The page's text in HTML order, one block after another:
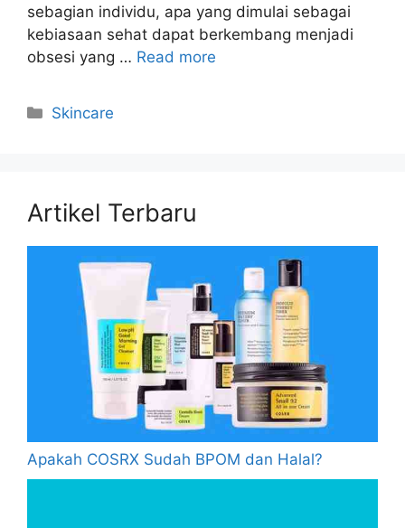
sebagian individu, apa yang dimulai sebagai
kebiasaan sehat dapat berkembang menjadi
obsesi yang … Read more
Kategori
Skincare
Artikel Terbaru
Apakah COSRX Sudah BPOM dan Halal?